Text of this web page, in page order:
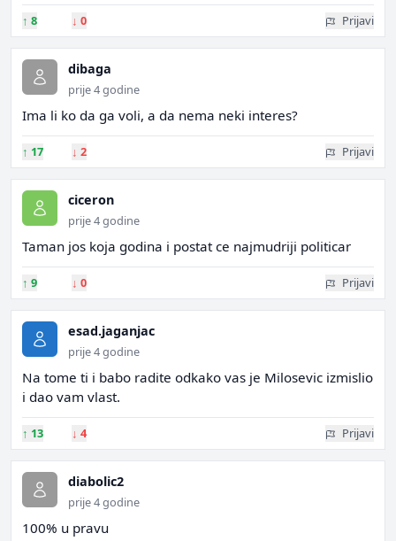
↑ 8 ↓ 0 Prijavi
dibaga
prije 4 godine
Ima li ko da ga voli, a da nema neki interes?
↑ 17 ↓ 2 Prijavi
ciceron
prije 4 godine
Taman jos koja godina i postat ce najmudriji politicar
↑ 9 ↓ 0 Prijavi
esad.jaganjac
prije 4 godine
Na tome ti i babo radite odkako vas je Milosevic izmislio
i dao vam vlast.
↑ 13 ↓ 4 Prijavi
diabolic2
prije 4 godine
100% u pravu